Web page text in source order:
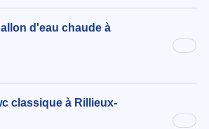
d'eau chaude à
classique à Rillieux-